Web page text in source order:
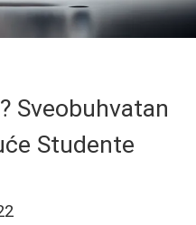
Sveobuhvatan
Studente